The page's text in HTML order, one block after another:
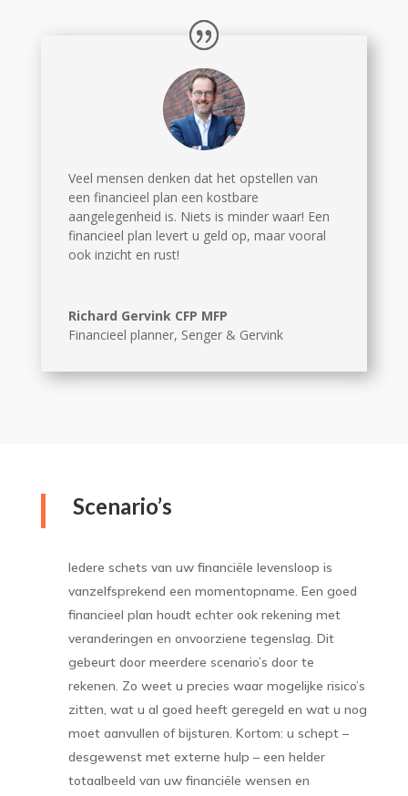
Veel mensen denken dat het opstellen van
een financieel plan een kostbare
aangelegenheid is. Niets is minder waar! Een
financieel plan levert u geld op, maar vooral
ook inzicht en rust!
Richard Gervink CFP MFP
Financieel planner, Senger & Gervink
Scenario’s
Iedere schets van uw financiële levensloop is
vanzelfsprekend een momentopname. Een goed
financieel plan houdt echter ook rekening met
veranderingen en onvoorziene tegenslag. Dit
gebeurt door meerdere scenario’s door te
rekenen. Zo weet u precies waar mogelijke risico’s
zitten, wat u al goed heeft geregeld en wat u nog
moet aanvullen of bijsturen. Kortom: u schept –
desgewenst met externe hulp – een helder
totaalbeeld van uw financiële wensen en